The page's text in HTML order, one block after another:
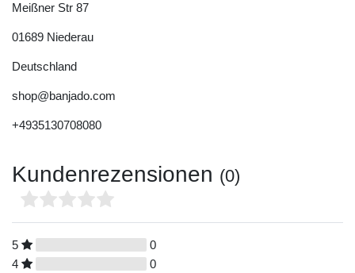
Meißner Str 87
01689 Niederau
Deutschland
shop@banjado.com
+4935130708080
Kundenrezensionen (0)
5
0
4
0